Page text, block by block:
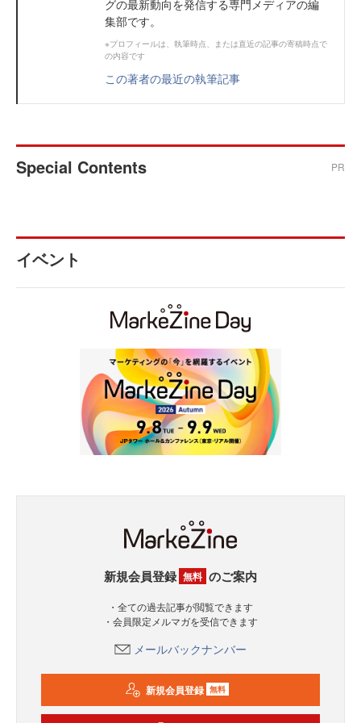
グの最新動向を発信する専門メディアの編
集部です。
※プロフィールは、執筆時点、または直近の記事の寄稿時点で
の内容です
この著者の最近の執筆記事
Special Contents PR
イベント
新規会員登録 無料 のご案内
・全ての過去記事が閲覧できます
・会員限定メルマガを受信できます
メールバックナンバー
新規会員登録 無料